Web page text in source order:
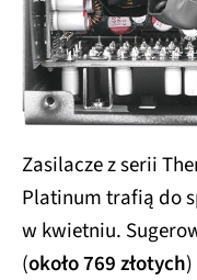
Zasilacze z serii
Platinum trafią do
w kwietniu.
(około 769 złotych